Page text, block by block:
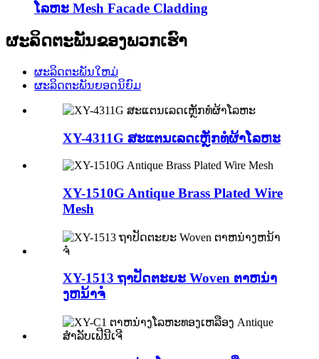
ໂລຫະ Mesh Facade Cladding
ຜະລິດຕະພັນຂອງພວກເຮົາ
ຜະລິດຕະພັນໃຫມ່
ຜະລິດຕະພັນຍອດນິຍົມ
XY-4311G ສະແຕນເລດເຫຼັກທໍຜ້າໂລຫະ
XY-1510G Antique Brass Plated Wire
Mesh
XY-1513 ຖາປັດຕະຍະ Woven ຕາຫນ່າ
ງຫນ້າຈໍ